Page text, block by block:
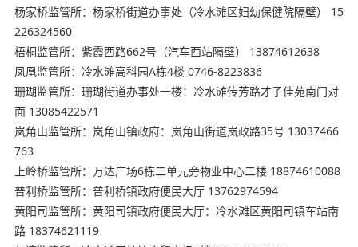
杨家桥监管所：杨家桥街道办事处（冷水滩区妇幼保健院隔壁） 15
226324560
梧桐监管所：紫霞西路662号（汽车西站隔壁） 13874612638
凤凰监管所：冷水滩高科园A栋4楼 0746-8223836
珊瑚监管所：珊瑚街道办事处一楼：冷水滩传芳路才子佳苑南门对
面 13085422571
岚角山监管所：岚角山镇政府：岚角山街道岚政路35号 13037466
763
上岭桥监管所：万达广场6栋二单元旁物业中心二楼 18874610088
普利桥监管所：普利桥镇政府便民大厅 13762974594
黄阳司监管所：黄阳司镇政府便民大厅：冷水滩区黄阳司镇车站南
路 18374621119